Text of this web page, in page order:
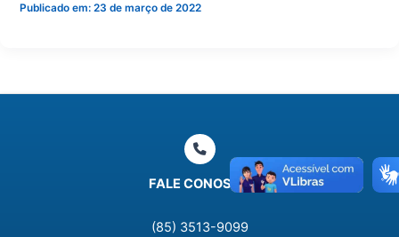
Publicado em: 23 de março de 2022
FALE CONOSCO
(85) 3513-9099